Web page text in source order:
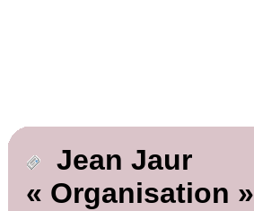
Jean Jaur
« Organisation »